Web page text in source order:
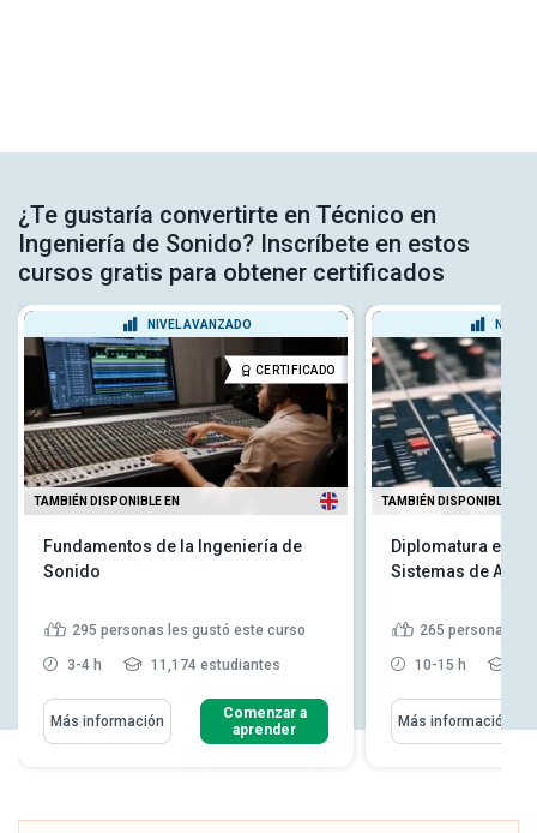
¿Te gustaría convertirte en Técnico en
Ingeniería de Sonido? Inscríbete en estos
cursos gratis para obtener certificados
NIVEL AVANZADO
CERTIFICADO
TAMBIÉN DISPONIBLE EN
Fundamentos de la Ingeniería de
Sonido
295 personas les gustó este curso
3-4 h 11,174 estudiantes
Más información
Comenzar a
aprender
NIVEL
TAMBIÉN DISPONIBLE EN
Diplomatura en
Sistemas de
265 personas
10-15 h
Más información